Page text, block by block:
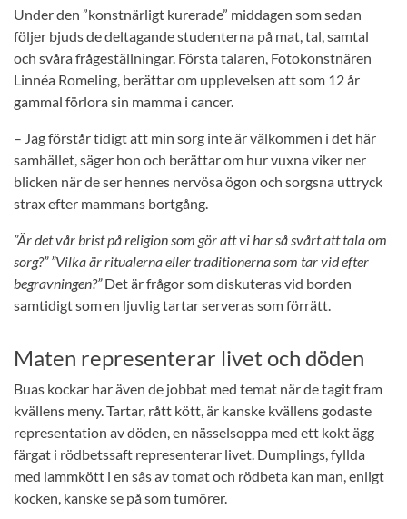
Under den ”konstnärligt kurerade” middagen som sedan
följer bjuds de deltagande studenterna på mat, tal, samtal
och svåra frågeställningar. Första talaren, Fotokonstnären
Linnéa Romeling, berättar om upplevelsen att som 12 år
gammal förlora sin mamma i cancer.
– Jag förstår tidigt att min sorg inte är välkommen i det här
samhället, säger hon och berättar om hur vuxna viker ner
blicken när de ser hennes nervösa ögon och sorgsna uttryck
strax efter mammans bortgång.
”Är det vår brist på religion som gör att vi har så svårt att tala om
sorg?” ”Vilka är ritualerna eller traditionerna som tar vid efter
begravningen?”Det är frågor som diskuteras vid borden
samtidigt som en ljuvlig tartar serveras som förrätt.
Maten representerar livet och döden
Buas kockar har även de jobbat med temat när de tagit fram
kvällens meny. Tartar, rått kött, är kanske kvällens godaste
representation av döden, en nässelsoppa med ett kokt ägg
färgat i rödbetssaft representerar livet. Dumplings, fyllda
med lammkött i en sås av tomat och rödbeta kan man, enligt
kocken, kanske se på som tumörer.